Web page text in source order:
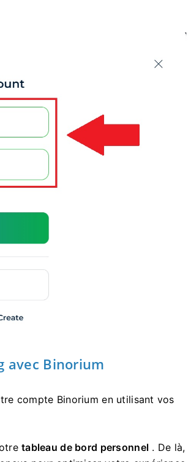
avec Binorium
compte Binorium en utilisant vos
tableau de bord personnel . De là,